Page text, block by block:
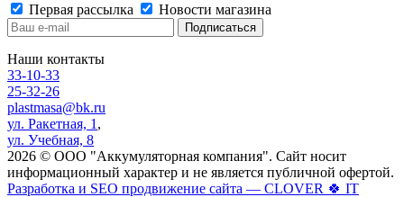
Первая рассылка
Новости магазина
Наши контакты
33-10-33
25-32-26
plastmasa@bk.ru
ул. Ракетная, 1 ,
ул. Учебная, 8
2026 © ООО "Аккумуляторная компания". Сайт носит
информационный характер и не является публичной офертой.
Разработка и SEO продвижение сайта — CLOVER 🍀 IT